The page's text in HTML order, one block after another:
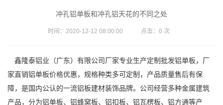
冲孔铝单板和冲孔铝天花的不同之处
时间：2020-12-12 08:00:00 点击： 0 次
鑫隆泰铝业（广东）有限公司厂家专业生产定制批发铝单板，厂
家直销铝单板价格优惠，规格种类多可定制，产品质量售后有保
障，是国内公认的一流铝板建材装饰品牌。公司经营多种金属建筑
产品，分为铝单板、铝蜂窝板、铝扣板、铝瓦楞板、铝方通等产